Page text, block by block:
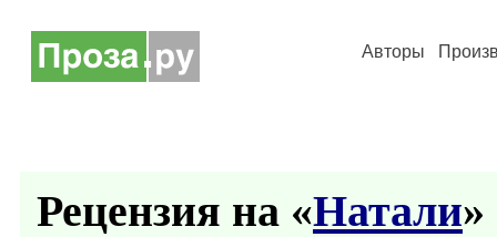
Авторы
Рецензия на «Натали»